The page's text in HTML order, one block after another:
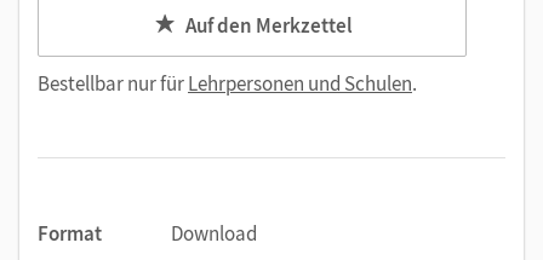
Auf den Merkzettel
Bestellbar nur fürLehrpersonen und Schulen.
Format
Download